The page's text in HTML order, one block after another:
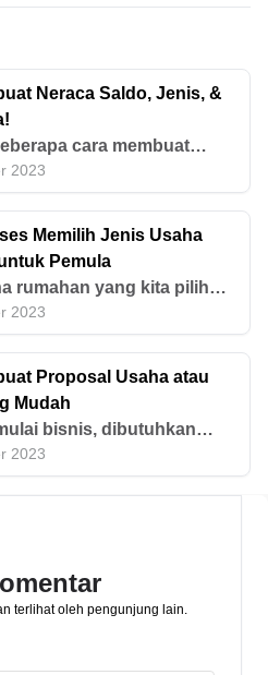
Neraca Saldo, Jenis, &
cara membuat
mulai dari mencatat
di jurnal hingga
kolom kredit dan debit.
sini!
2023
Memilih Jenis Usaha
Pemula
rumahan yang kita pilih
menentukan bagaimana
berjalan. Dengan
sesuai dengan kriteria
usaha kita akan dapat
maksimal. Ketahuilah
memilih jenis usaha
kemudian hari.
2023
Proposal Usaha atau
Mudah
bisnis, dibutuhkan
kecil nilainya. Agar
dana dengan cepat,
2023
terlihat oleh pengunjung lain.